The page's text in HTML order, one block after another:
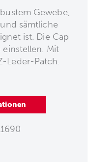
Gewebe,
sämtliche
ist. Die Cap
einstellen. Mit
Leder-Patch.